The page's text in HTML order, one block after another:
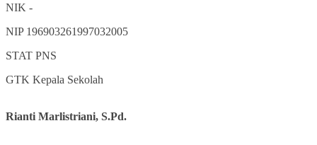
NIK -
NIP 196903261997032005
STAT PNS
GTK Kepala Sekolah
Rianti Marlistriani, S.Pd.